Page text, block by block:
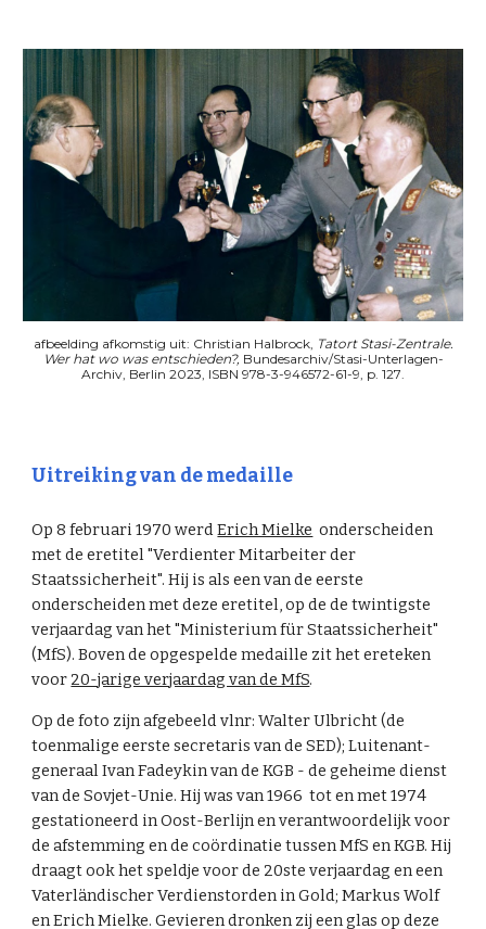
afbeelding afkomstig uit: Christian Halbrock, Tatort Stasi-Zentrale.
Wer hat wo was entschieden?, Bundesarchiv/Stasi-Unterlagen-
Archiv, Berlin 2023, ISBN 978-3-946572-61-9, p. 127.
Uitreiking van de medaille
Op 8 februari 1970 werdErich Mielke onderscheiden
met de eretitel "Verdienter Mitarbeiter der
Staatssicherheit". Hij is als een van de eerste
onderscheiden met deze eretitel, op de de twintigste
verjaardag van het "Ministerium für Staatssicherheit"
(MfS). Boven de opgespelde medaille zit het ereteken
voor 20-jarige verjaardag van de MfS.
Op de foto zijn afgebeeld vlnr: Walter Ulbricht (de
toenmalige eerste secretaris van de SED); Luitenant-
generaal Ivan Fadeykin van de KGB - de geheime dienst
van de Sovjet-Unie. Hij was van 1966 tot en met 1974
gestationeerd in Oost-Berlijn en verantwoordelijk voor
de afstemming en de coördinatie tussen MfS en KGB. Hij
draagt ook het speldje voor de 20ste verjaardag en een
Vaterländischer Verdienstorden in Gold; Markus Wolf
en Erich Mielke. Gevieren dronken zij een glas op deze